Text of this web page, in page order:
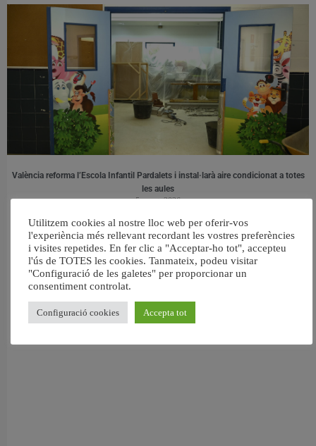
València reforma l’Escola Infantil Pardalets i instal·larà aire condicionat a totes
les aules
5 agost, 2026
Utilitzem cookies al nostre lloc web per oferir-vos
l'experiència més rellevant recordant les vostres preferències
i visites repetides. En fer clic a "Acceptar-ho tot", accepteu
l'ús de TOTES les cookies. Tanmateix, podeu visitar
"Configuració de les galetes" per proporcionar un
consentiment controlat.
Configuració cookies Accepta tot